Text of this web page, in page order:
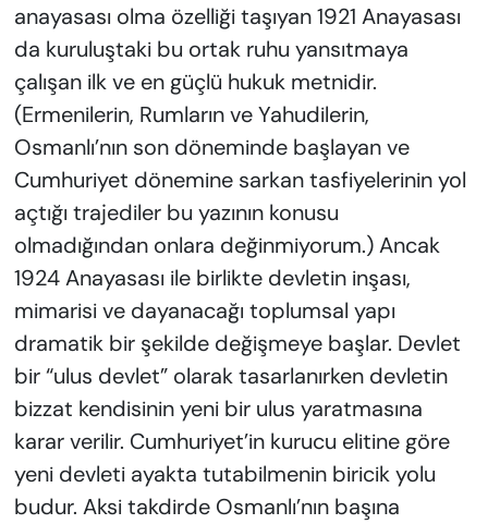
anayasası olma özelliği taşıyan 1921 Anayasası
da kuruluştaki bu ortak ruhu yansıtmaya
çalışan ilk ve en güçlü hukuk metnidir.
(Ermenilerin, Rumların ve Yahudilerin,
Osmanlı’nın son döneminde başlayan ve
Cumhuriyet dönemine sarkan tasfiyelerinin yol
açtığı trajediler bu yazının konusu
olmadığından onlara değinmiyorum.) Ancak
1924 Anayasası ile birlikte devletin inşası,
mimarisi ve dayanacağı toplumsal yapı
dramatik bir şekilde değişmeye başlar. Devlet
bir “ulus devlet” olarak tasarlanırken devletin
bizzat kendisinin yeni bir ulus yaratmasına
karar verilir. Cumhuriyet’in kurucu elitine göre
yeni devleti ayakta tutabilmenin biricik yolu
budur. Aksi takdirde Osmanlı’nın başına